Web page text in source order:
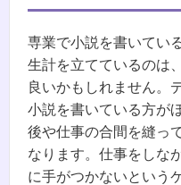
専業で小説を書いてい
生計を立てているのは
良いかもしれません。
小説を書いている方が
後や仕事の合間を縫っ
なります。仕事をしな
に手がつかないという